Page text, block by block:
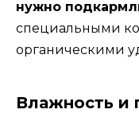
нужно
специальными
органическими
Влажность и